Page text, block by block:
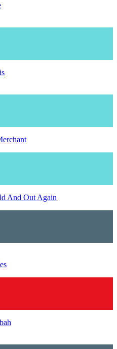
And Out Again